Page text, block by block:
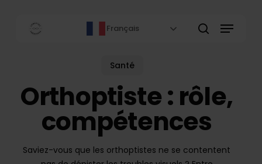
Français Menu
Santé
Orthoptiste : rôle,
compétences
Saviez-vous que les orthoptistes ne se contentent